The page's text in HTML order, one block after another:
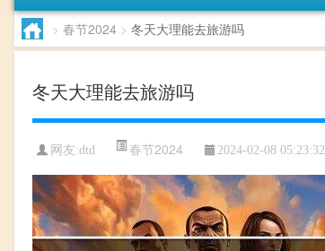
> 春节2024 > 冬天大理能去旅游吗
冬天大理能去旅游吗
网友:dtd 春节2024 2024-02-08 05:23:32